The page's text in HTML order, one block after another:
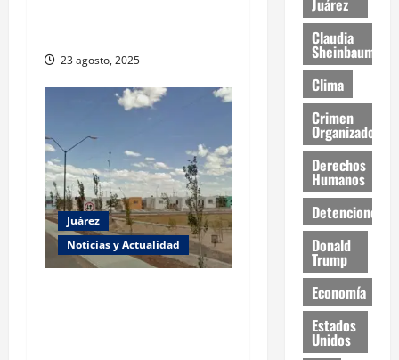
23 agosto, 2025
Juárez
Noticias y Actualidad
Juárez
Claudia
Sheinbaum
Clima
Crimen
Organizado
Derechos
Humanos
Detenciones
Donald
Trump
Economía
Estados
Unidos